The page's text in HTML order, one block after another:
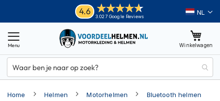
4.6
3.027 Google Reviews
Ga
naar
inhoud
Taal
Winkelwagen
M
o
t
o
h
lHome Helmen Motorhelmen Bluetooth helmen